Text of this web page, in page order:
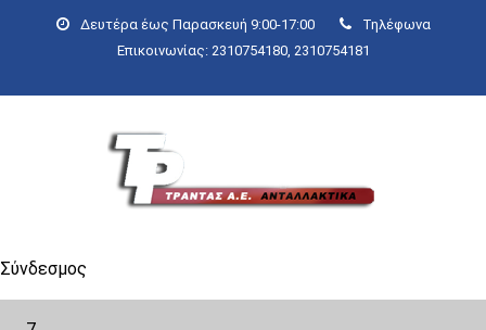
Δευτέρα έως Παρασκευή 9:00-17:00
Τηλέφωνα
Επικοινωνίας: 2310754180, 2310754181
Σύνδεσμος